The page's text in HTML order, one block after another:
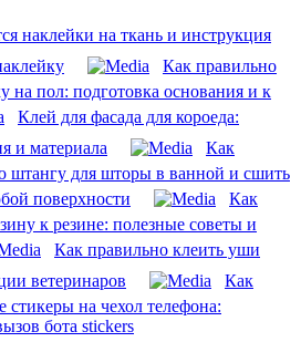
наклейки на ткань и инструкция
Как правильно
на пол: подготовка основания и к
Клей для фасада для короеда:
и материала
Как
штангу для шторы в ванной и сшить
поверхности
Как
к резине: полезные советы и
Как правильно клеить уши
ветеринаров
Как
стикеры на чехол телефона:
бота stickers